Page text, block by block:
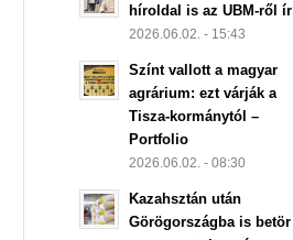
híroldal is az UBM-ről ír
2026.06.02. - 15:43
Színt vallott a magyar
agrárium: ezt várják a
Tisza-kormánytól –
Portfolio
2026.06.02. - 08:30
Kazahsztán után
Görögországba is betör